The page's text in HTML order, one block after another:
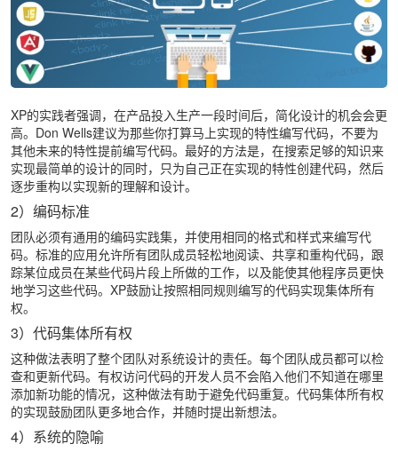
XP的实践者强调，在产品投入生产一段时间后，简化设计的机会会更
高。Don Wells建议为那些你打算马上实现的特性编写代码，不要为
其他未来的特性提前编写代码。最好的方法是，在搜索足够的知识来
实现最简单的设计的同时，只为自己正在实现的特性创建代码，然后
逐步重构以实现新的理解和设计。
2）编码标准
团队必须有通用的编码实践集，并使用相同的格式和样式来编写代
码。标准的应用允许所有团队成员轻松地阅读、共享和重构代码，跟
踪某位成员在某些代码片段上所做的工作，以及能使其他程序员更快
地学习这些代码。XP鼓励让按照相同规则编写的代码实现集体所有
权。
3）代码集体所有权
这种做法表明了整个团队对系统设计的责任。每个团队成员都可以检
查和更新代码。有权访问代码的开发人员不会陷入他们不知道在哪里
添加新功能的情况，这种做法有助于避免代码重复。代码集体所有权
的实现鼓励团队更多地合作，并随时提出新想法。
4）系统的隐喻